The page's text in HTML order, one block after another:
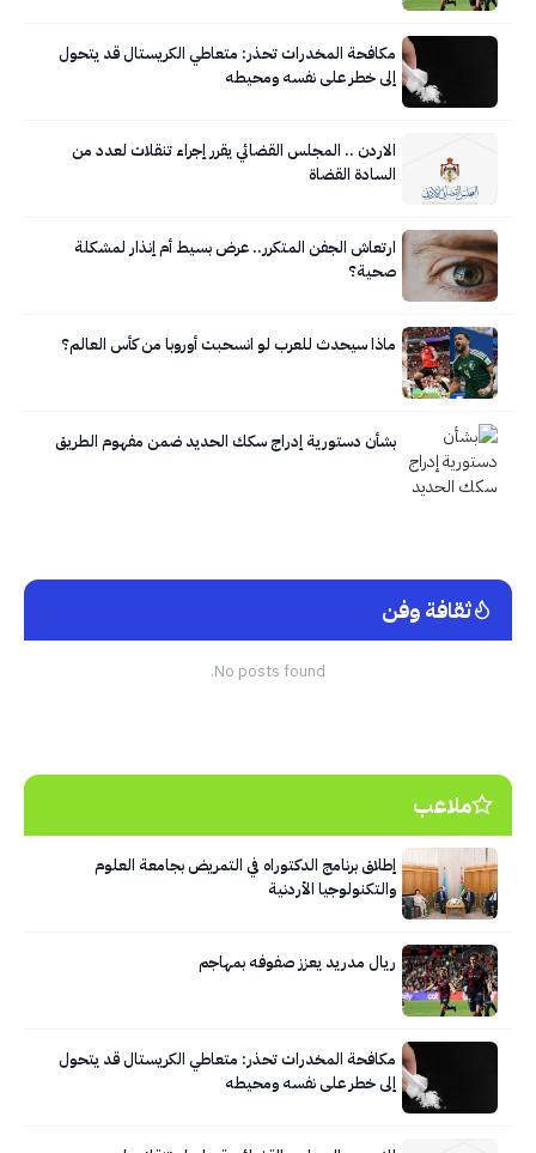
مكافحة المخدرات تحذر: متعاطي الكريستال قد يتحول
إلى خطر على نفسه ومحيطه
الاردن .. المجلس القضائي يقرر إجراء تنقلات لعدد من
السادة القضاة
ارتعاش الجفن المتكرر.. عرض بسيط أم إنذار لمشكلة
صحية؟
ماذا سيحدث للعرب لو انسحبت أوروبا من كأس العالم؟
بشأن دستورية إدراج سكك الحديد ضمن مفهوم الطريق
ثقافة وفن
No posts found.
ملاعب
إطلاق برنامج الدكتوراه في التمريض بجامعة العلوم
والتكنولوجيا الأردنية
ريال مدريد يعزز صفوفه بمهاجم
مكافحة المخدرات تحذر: متعاطي الكريستال قد يتحول
إلى خطر على نفسه ومحيطه